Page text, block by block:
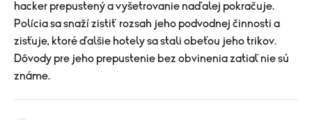
hacker prepustený a vyšetrovanie naďalej pokračuje.
Polícia sa snaží zistiť rozsah jeho podvodnej činnosti a
zisťuje, ktoré ďalšie hotely sa stali obeťou jeho trikov.
Dôvody pre jeho prepustenie bez obvinenia zatiaľ nie sú
známe.